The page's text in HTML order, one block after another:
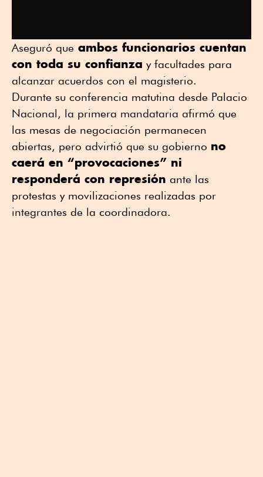
Aseguró que ambos funcionarios cuentan
con toda su confianza y facultades para
alcanzar acuerdos con el magisterio.
Durante su conferencia matutina desde Palacio
Nacional, la primera mandataria afirmó que
las mesas de negociación permanecen
abiertas, pero advirtió que su gobierno no
caerá en “provocaciones” ni
responderá con represión ante las
protestas y movilizaciones realizadas por
integrantes de la coordinadora.